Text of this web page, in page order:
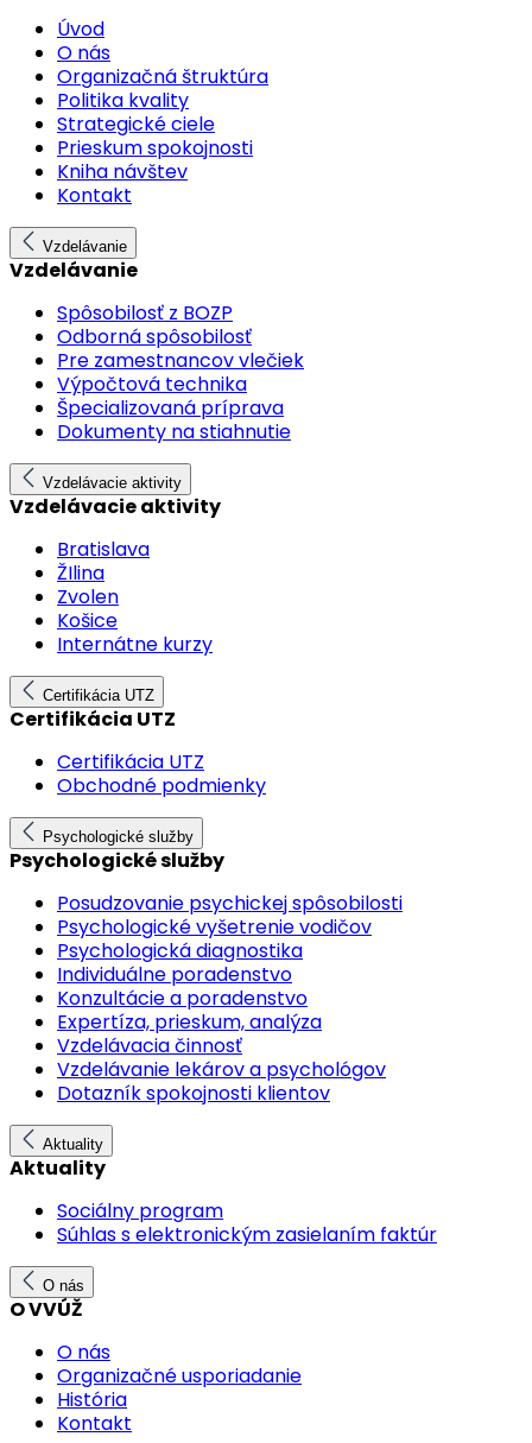
Úvod
O nás
Organizačná štruktúra
Politika kvality
Strategické ciele
Prieskum spokojnosti
Kniha návštev
Kontakt
Vzdelávanie
Vzdelávanie
Spôsobilosť z BOZP
Odborná spôsobilosť
Pre zamestnancov vlečiek
Výpočtová technika
Špecializovaná príprava
Dokumenty na stiahnutie
Vzdelávacie aktivity
Vzdelávacie aktivity
Bratislava
ŽIlina
Zvolen
Košice
Internátne kurzy
Certifikácia UTZ
Certifikácia UTZ
Certifikácia UTZ
Obchodné podmienky
Psychologické služby
Psychologické služby
Posudzovanie psychickej spôsobilosti
Psychologické vyšetrenie vodičov
Psychologická diagnostika
Individuálne poradenstvo
Konzultácie a poradenstvo
Expertíza, prieskum, analýza
Vzdelávacia činnosť
Vzdelávanie lekárov a psychológov
Dotazník spokojnosti klientov
Aktuality
Aktuality
Sociálny program
Súhlas s elektronickým zasielaním faktúr
O nás
O VVÚŽ
O nás
Organizačné usporiadanie
História
Kontakt